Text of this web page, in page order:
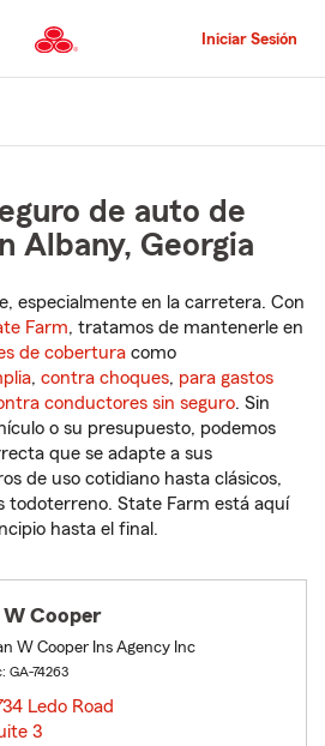
al
contenido
principal
Iniciar Sesión
de auto de
Albany, Georgia
especialmente en la carretera. Con
Farm, tratamos de mantenerle en
de cobertura como
, contra choques, para gastos
conductores sin seguro. Sin
o su presupuesto, podemos
que se adapte a sus
de uso cotidiano hasta clásicos,
todoterreno. State Farm está aquí
hasta el final.
Cooper
W Cooper Ins Agency Inc
GA-74263
Ledo Road
3